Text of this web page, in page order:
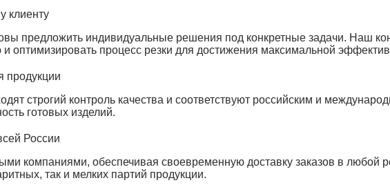
клиенту
предложить индивидуальные решения под конкретные задачи. Наш
и оптимизировать процесс резки для достижения максимальной
продукции
строгий контроль качества и соответствуют российским и
готовых изделий.
России
компаниями, обеспечивая своевременную доставку заказов в любой
так и мелких партий продукции.